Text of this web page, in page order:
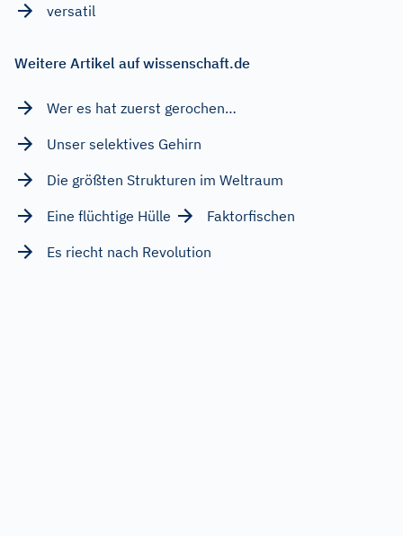
versatil
Weitere Artikel auf wissenschaft.de
Wer es hat zuerst gerochen…
Unser selektives Gehirn
Die größten Strukturen im Weltraum
Eine flüchtige Hülle
Faktorfischen
Es riecht nach Revolution